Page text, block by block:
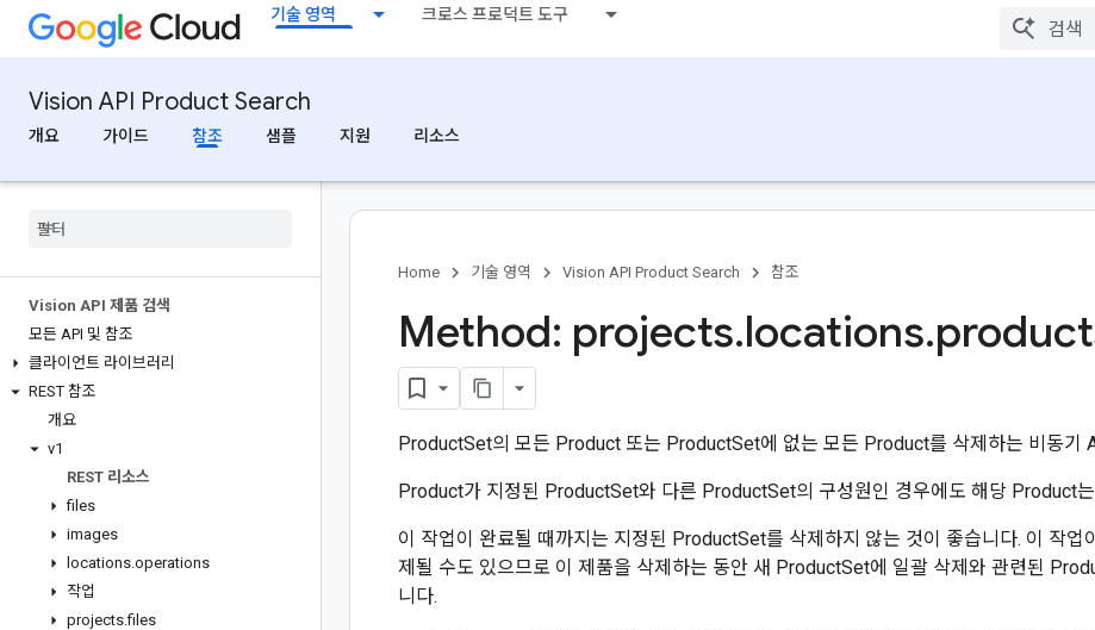
기술 영역 크로스 프로덕트 도구
Vision API Product Search
개요
가이드 참조 샘플 지원 리소스
Vision API 제품 검색
모든 API 및 참조
클라이언트 라이브러리
REST 참조
개요
v1
REST 리소스
files
images
locations.operations
작업
projects.files
Home 기술 영역 Vision API Product Search 참조
Method: projects.locations.
ProductSet의 모든 Product 또는 ProductSet에 없는 모든 Product를 삭제하는 비동기
Product가 지정된 ProductSet와 다른 ProductSet의 구성원인 경우에도 해당 Product
이 작업이 완료될 때까지는 지정된 ProductSet를 삭제하지 않는 것이 좋습니다. 이 작
제될 수도 있으므로 이 제품을 삭제하는 동안 새 ProductSet에 일괄 삭제와 관련된
니다.